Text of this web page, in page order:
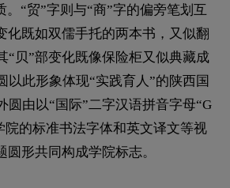
。“贸”字则与“商”字的偏旁笔划互
化既如双儒手托的两本书，又似翻
“贝”部变化既像保险柜又似典藏成
以此形象体现“实践育人”的陕西国
圆由以“国际”二字汉语拼音字母“G
院的标准书法字体和英文译文等视
圆形共同构成学院标志。